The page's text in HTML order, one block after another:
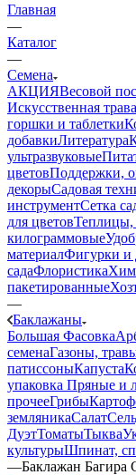
Главная
—
Каталог
—
Семена
АКЦИЯВесовой
Искусственная трава
горшки и таблетки
добавкиЛитература
ультразвуковые
цветовПоддержки,
декорыСадовая
инструментСетка
для цветовТеплицы,
килограммовые
материалФигурки и
садаФлористика
пакетированные
—
Баклажаны
Большая Фасовка
семенаГазоны,
патиссоныКапуста
упаковка Пряные и
прочееГрибы
земляникаСалат
ДуэтТоматыТыква
культурыШпинат,
—Баклажан